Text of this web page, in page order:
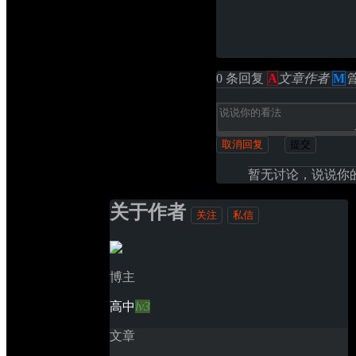
0 条回复 A 文章作者 M
取消回复 提交
暂无讨论，说说你
关于作者 关注 私信
博主
高中lv3
文章